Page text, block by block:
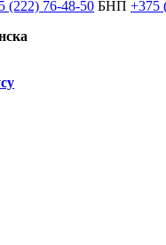
(222) 76-48-50 БНП +375